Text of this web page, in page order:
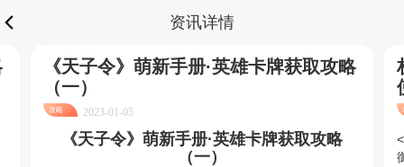
资讯详情
《天子令》萌新手册·英雄卡牌获取攻略
（一）
攻略 2023-01-05
《天子令》萌新手册·英雄卡牌获取攻略
（一）